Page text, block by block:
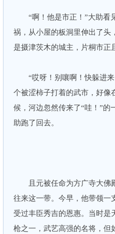
“啊！他是市正！”大助看见
祸，从小屋的板洞里伸出了头
是摄津茨木的城主，片桐市正
“哎呀！别嚷啊！快躲进来
个被涩柿子打着的武市，好像
候，河边忽然传来了“哇！”的
助跑了回去。
且元被任命为方广寺大佛殿
往来这一带。今早，他带领一
受过丰臣秀吉的恩惠。当时是
枪之一，武艺高强的名将，但